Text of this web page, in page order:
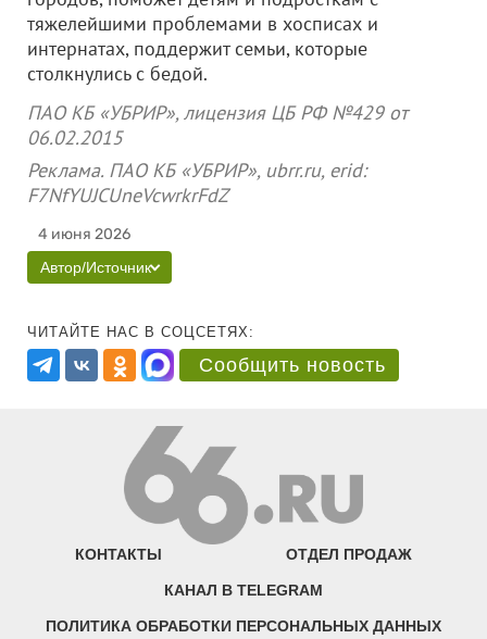
тяжелейшими проблемами в хосписах и
интернатах, поддержит семьи, которые
столкнулись с бедой.
ПАО КБ «УБРИР», лицензия ЦБ РФ №429 от
06.02.2015
Реклама. ПАО КБ «УБРИР», ubrr.ru, erid:
F7NfYUJCUneVcwrkrFdZ
4 июня 2026
Автор/Источник
ЧИТАЙТЕ НАС В СОЦСЕТЯХ:
Сообщить новость
КОНТАКТЫ ОТДЕЛ ПРОДАЖ
КАНАЛ В TELEGRAM
ПОЛИТИКА ОБРАБОТКИ ПЕРСОНАЛЬНЫХ ДАННЫХ